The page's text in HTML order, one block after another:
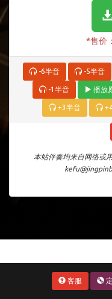
*售价
-6半音 -5半音
-1半音 播放
+3半音
本站伴奏均来自网络或
客服